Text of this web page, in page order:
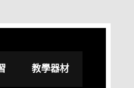
程
教學器材